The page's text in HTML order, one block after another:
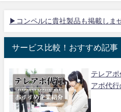
▶コンペルに貴社製品も掲載しま
サービス比較！おすすめ記事
テレア
アポ代行